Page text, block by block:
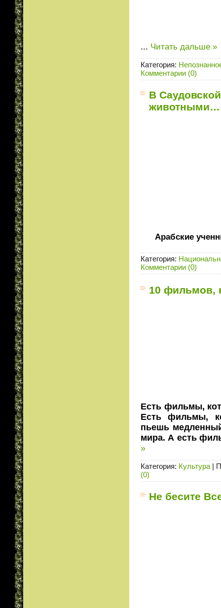
... Читать дальше »
Категория:
Комментарии (0)
В
животными…
Арабские
Категория:
Комментарии (0)
10 фильмов,
Есть фильмы,
Есть фильмы,
пьешь
мира. А есть
»
Категория: Культура |
(0)
Не бесите